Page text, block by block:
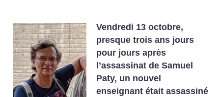
Vendredi 13 octobre,
presque trois ans jours
pour jours après
l’assassinat de Samuel
Paty, un nouvel
enseignant était assassiné